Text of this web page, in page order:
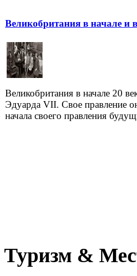
Великобритания в начале и
Великобритания в начале 20
Эдуарда VII. Свое правление
начала своего правления
Туризм &